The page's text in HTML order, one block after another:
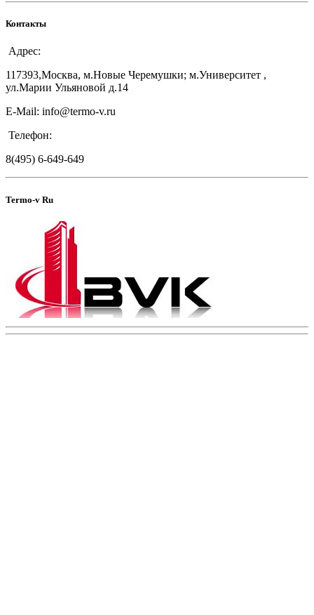
Контакты
Адрес:
117393,Москва, м.Новые Черемушки; м.Университет ,
ул.Марии Ульяновой д.14
E-Mail: info@termo-v.ru
Телефон:
8(495) 6-649-649
Termo-v Ru